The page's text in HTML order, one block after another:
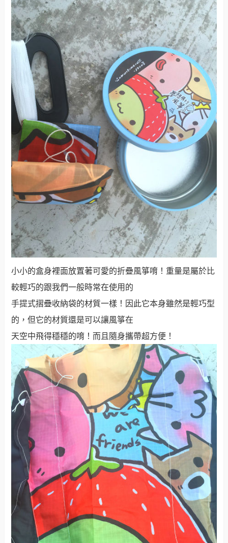
小小的盒身裡面放置著可愛的折疊風箏唷！重量是屬於比
較輕巧的跟我們一般時常在使用的
手提式摺疊收納袋的材質一樣！因此它本身雖然是輕巧型
的，但它的材質還是可以讓風箏在
天空中飛得穩穩的唷！而且隨身攜帶超方便！